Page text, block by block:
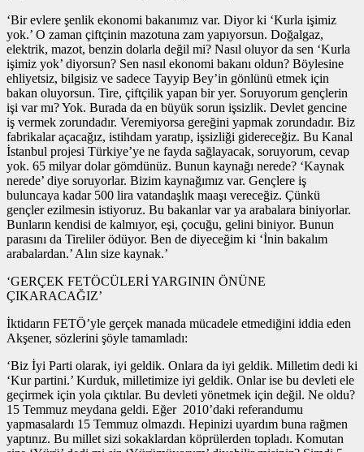
‘Bir evlere şenlik ekonomi bakanımız var. Diyor ki ‘Kurla işimiz
yok.’ O zaman çiftçinin mazotuna zam yapıyorsun. Doğalgaz,
elektrik, mazot, benzin dolarla değil mi? Nasıl oluyor da sen ‘Kurla
işimiz yok’ diyorsun? Sen nasıl ekonomi bakanı oldun? Böylesine
ehliyetsiz, bilgisiz ve sadece Tayyip Bey’in gönlünü etmek için
bakan oluyorsun. Tire, çiftçilik yapan bir yer. Soruyorum gençlerin
işi var mı? Yok. Burada da en büyük sorun işsizlik. Devlet gencine
iş vermek zorundadır. Veremiyorsa gereğini yapmak zorundadır. Biz
fabrikalar açacağız, istihdam yaratıp, işsizliği gidereceğiz. Bu Kanal
İstanbul projesi Türkiye’ye ne fayda sağlayacak, soruyorum, cevap
yok. 65 milyar dolar gömdünüz. Bunun kaynağı nerede? ‘Kaynak
nerede’ diye soruyorlar. Bizim kaynağımız var. Gençlere iş
buluncaya kadar 500 lira vatandaşlık maaşı vereceğiz. Çünkü
gençler ezilmesin istiyoruz. Bu bakanlar var ya arabalara biniyorlar.
Bunların kendisi de kalmıyor, eşi, çocuğu, gelini biniyor. Bunun
parasını da Tireliler ödüyor. Ben de diyeceğim ki ‘İnin bakalım
arabalardan.’ Alın size kaynak.’
‘GERÇEK FETÖCÜLERİ YARGININ ÖNÜNE
ÇIKARACAĞIZ’
İktidarın FETÖ’yle gerçek manada mücadele etmediğini iddia eden
Akşener, sözlerini şöyle tamamladı:
‘Biz İyi Parti olarak, iyi geldik. Onlara da iyi geldik. Milletim dedi ki
‘Kur partini.’ Kurduk, milletimize iyi geldik. Onlar ise bu devleti ele
geçirmek için yola çıktılar. Bu devleti yönetmek için değil. Ne oldu?
15 Temmuz meydana geldi. Eğer 2010’daki referandumu
yapmasalardı 15 Temmuz olmazdı. Hepinizi uyardım buna rağmen
yaptınız. Bu millet sizi sokaklardan köprülerden topladı. Komutan